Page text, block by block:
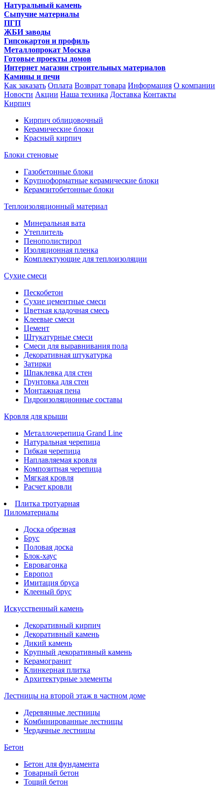
Натуральный камень
Сыпучие материалы
ПГП
ЖБИ заводы
Гипсокартон и профиль
Металлопрокат Москва
Готовые проекты домов
Интернет магазин строительных материалов
Камины и печи
Как заказать Оплата Возврат товара Информация О компании
Новости Акции Наша техника Доставка Контакты
Кирпич
Кирпич облицовочный
Керамические блоки
Красный кирпич
Блоки стеновые
Газобетонные блоки
Крупноформатные керамические блоки
Керамзитобетонные блоки
Теплоизоляционный материал
Минеральная вата
Утеплитель
Пенополистирол
Изоляционная пленка
Комплектующие для теплоизоляции
Сухие смеси
Пескобетон
Сухие цементные смеси
Цветная кладочная смесь
Клеевые смеси
Цемент
Штукатурные смеси
Смеси для выравнивания пола
Декоративная штукатурка
Затирки
Шпаклевка для стен
Грунтовка для стен
Монтажная пена
Гидроизоляционные составы
Кровля для крыши
Металлочерепица Grand Line
Натуральная черепица
Гибкая черепица
Наплавляемая кровля
Композитная черепица
Мягкая кровля
Расчет кровли
Плитка тротуарная
Пиломатериалы
Доска обрезная
Брус
Половая доска
Блок-хаус
Евровагонка
Европол
Имитация бруса
Клееный брус
Искусственный камень
Декоративный кирпич
Декоративный камень
Дикий камень
Крупный декоративный камень
Керамогранит
Клинкерная плитка
Архитектурные элементы
Лестницы на второй этаж в частном доме
Деревянные лестницы
Комбинированные лестницы
Чердачные лестницы
Бетон
Бетон для фундамента
Товарный бетон
Тощий бетон